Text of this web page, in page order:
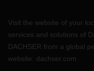
Visit the website of your
services and solutions of
DACHSER from a global
website: dachser.com